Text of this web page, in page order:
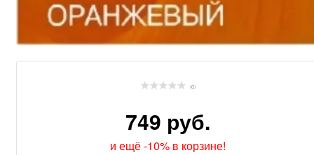
(0)
749 руб.
и ещё -10% в корзине!